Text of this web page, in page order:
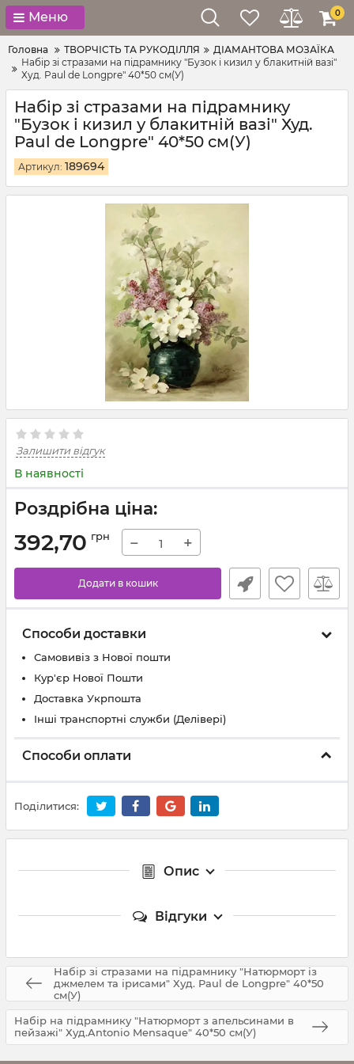
Меню 0
Головна ТВОРЧІСТЬ ТА РУКОДІЛЛЯ
ДІАМАНТОВА МОЗАЇКА
Набір зі стразами на підрамнику "Бузок і кизил у блакитній вазі"
Худ. Paul de Longpre" 40*50 см(У)
Набір зі стразами на підрамнику
"Бузок і кизил у блакитній вазі" Худ.
Paul de Longpre" 40*50 см(У)
Артикул: 189694
Залишити відгук
В наявності
Роздрібна ціна:
392,70 грн − +
Додати в кошик
Способи доставки
Самовивіз з Нової пошти
Кур'єр Нової Пошти
Доставка Укрпошта
Інші транспортні служби (Делівері)
Способи оплати
Поділитися:
Опис
Відгуки
Набір зі стразами на підрамнику "Натюрморт із
джмелем та ірисами" Худ. Paul de Longpre" 40*50
см(У)
Набір на підрамнику "Натюрморт з апельсинами в
пейзажі" Худ.Antonio Mensaque" 40*50 см(У)